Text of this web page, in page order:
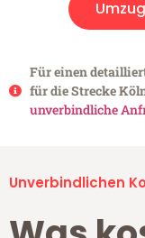
Für einen
für die Strecke
unverbindliche
Unverbindlichen